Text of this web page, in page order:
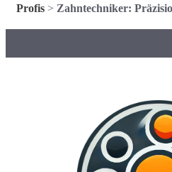
Profis> Zahntechniker: